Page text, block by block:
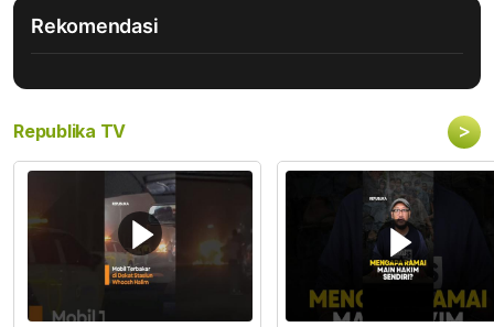
Rekomendasi
Republika TV >